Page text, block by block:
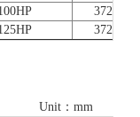
372
372